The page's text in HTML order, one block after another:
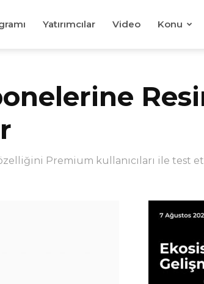
Yatırımcılar Video Konu
Premium kullanıcıları ile test